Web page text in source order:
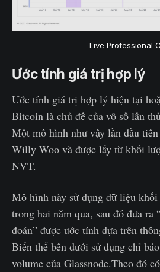
Live Professional
Ước tính giá trị hợp lý
Uớc tính giá trị hợp lý hiện tại
Bitcoin là chủ đề của vô số lần
Một mô hình như vậy lần đầu
Willy Woo và được lấy từ khối
NVT.
Mô hình này sử dụng dữ liệu
trong hai năm qua, sau đó đưa
đoán” được ước tính dựa trên
Biến thể bên dưới sử dụng chỉ
volume của Glassnode.Theo đó